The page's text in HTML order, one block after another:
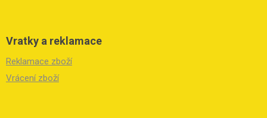
Vratky a reklamace
Reklamace zboží
Vrácení zboží